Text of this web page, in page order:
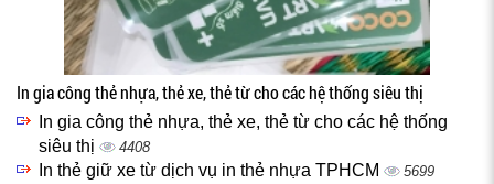
In gia công thẻ nhựa, thẻ xe, thẻ từ cho các hệ thống siêu thị
In gia công thẻ nhựa, thẻ xe, thẻ từ cho các hệ thống
siêu thị
4408
In thẻ giữ xe từ dịch vụ in thẻ nhựa TPHCM 5699